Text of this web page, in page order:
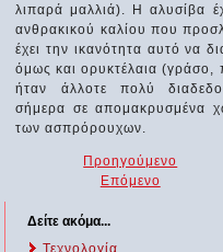
λιπαρά μαλλιά). Η αλυσίβα
ανθρακικού καλίου που
έχει την ικανότητα αυτό να
όμως και ορυκτέλαια (γράσο,
ήταν άλλοτε πολύ
σήμερα σε απομακρυσμένα
των ασπρόρουχων.
Προηγούμενο
Επόμενο
Δείτε ακόμα...